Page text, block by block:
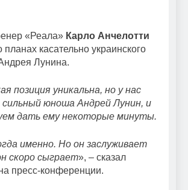
«Реала» Карло Анчелотти
планах касательно украинского
Лунина.
позиция уникальна, но у нас
сильный юноша Андрей Лунин, и
дать ему некоторые минуты.
именно. Но он заслуживает
скоро сыграет», – сказал
пресс-конференции.